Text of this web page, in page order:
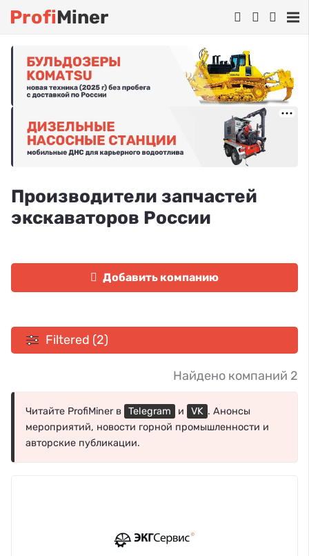
ProfiMiner
Производители запчастей
экскаваторов России
Добавить компанию
Filtered (2)
Найдено компаний 2
Читайте ProfiMiner в Telegram и VK . Анонсы
мероприятий, новости горной промышленности и
авторские публикации.